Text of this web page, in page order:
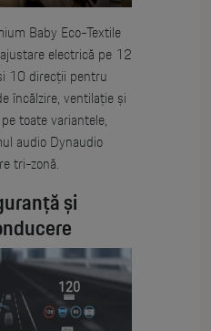
Baby Eco-Textile
electrică pe 12
10 direcții pentru
încălzire, ventilație și
toate variantele,
audio Dynaudio
tri-zonă.
și